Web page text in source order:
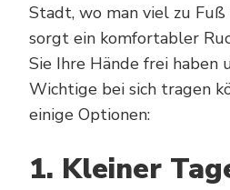
Stadt, wo man viel zu
sorgt ein komfortabler
Sie Ihre Hände frei haben
Wichtige bei sich tragen
einige Optionen:
1. Kleiner